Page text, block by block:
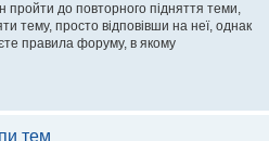
пройти до повторного підняття теми,
тему, просто відповівши на неї, однак
правила форуму, в якому
тем